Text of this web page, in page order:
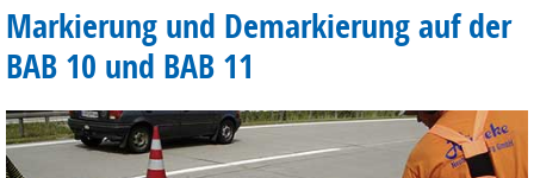
Markierung und Demarkierung auf der
BAB 10 und BAB 11